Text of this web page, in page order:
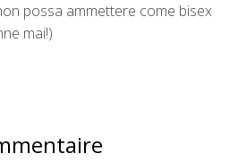
possa ammettere come bisex
mai!)